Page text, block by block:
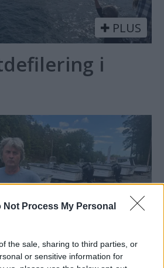
Not Process My Personal
the sale, sharing to third parties, or
or sensitive information for
PLUS
i